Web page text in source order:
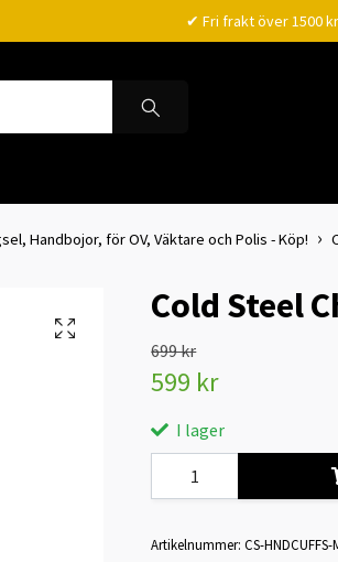
✔ Fri frakt över 1500
Handbojor, för OV, Väktare och Polis - Köp!
Cold Steel
699 kr
599 kr
I lager
Artikelnummer: CS-HNDCUFFS-